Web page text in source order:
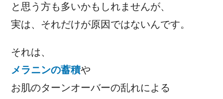
と思う方も多いかもしれませんが、
実は、それだけが原因ではないんです。
それは、
メラニンの蓄積や
お肌のターンオーバーの乱れによる